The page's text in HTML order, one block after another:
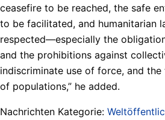
ceasefire to be reached, the safe
to be facilitated, and humanitarian
respected—especially the
and the prohibitions against
indiscriminate use of force, and
of populations,” he added.
Nachrichten Kategorie: